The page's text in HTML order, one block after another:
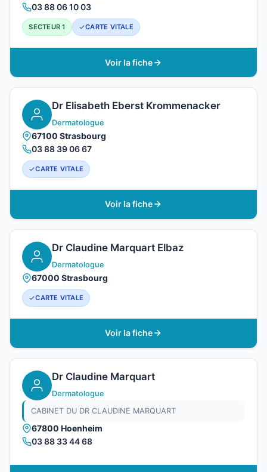
03 88 06 10 03
SECTEUR 1 CARTE VITALE
Voir la fiche
Dr Elisabeth Eberst Krommenacker
Dermatologue
67100 Strasbourg
03 88 39 06 67
CARTE VITALE
Voir la fiche
Dr Claudine Marquart Elbaz
Dermatologue
67000 Strasbourg
CARTE VITALE
Voir la fiche
Dr Claudine Marquart
Dermatologue
CABINET DU DR CLAUDINE MARQUART
67800 Hoenheim
03 88 33 44 68